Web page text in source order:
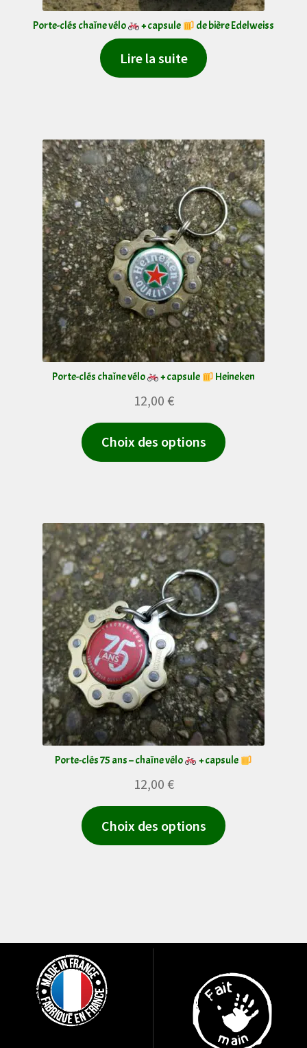
Porte-clés chaîne vélo + capsule de bière Edelweiss
Lire la suite
Porte-clés chaîne vélo + capsule Heineken
12,00 €
Choix des options
Ce
produit
variations.
Les
options
peuvent
être
choisies
sur
la
page
du
produit
Porte-clés 75 ans – chaîne vélo + capsule
12,00 €
Choix des options
Ce
produit
options
peuvent
être
choisies
sur